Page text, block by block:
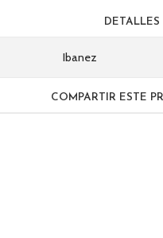
DETALLES
Ibanez
COMPARTIR ESTE